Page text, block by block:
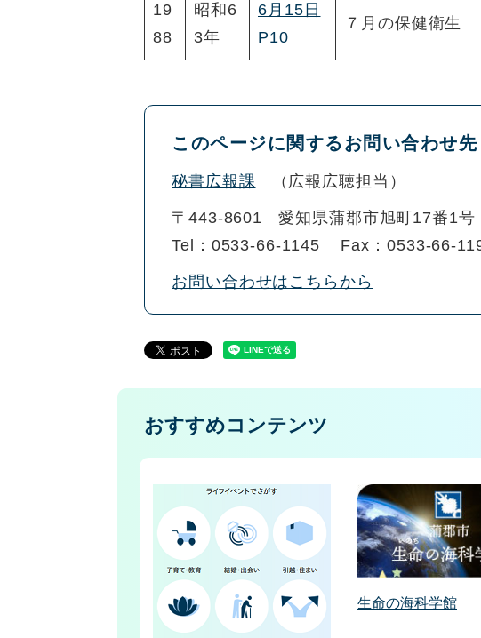
19
88
昭和6
3年
6月15日
P10
７月の保健衛生
このページに関するお問い合わせ先
秘書広報課 広報広聴担当
〒443-8601
愛知県蒲郡市旭町17番1号
Tel：0533-66-1145
Fax：0533-66-
お問い合わせはこちらから
おすすめコンテンツ
生命の海科学館